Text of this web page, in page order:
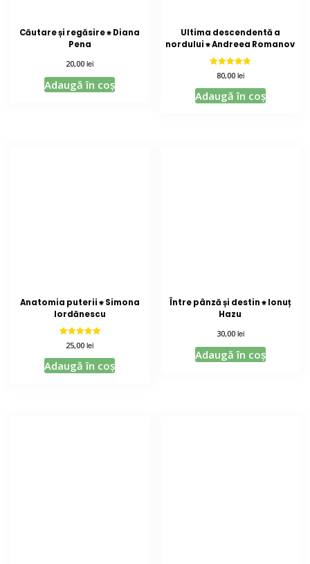
Căutare și regăsire ⁕ Diana
Pena
20,00lei
Adaugă în coș
Ultima descendentă a
nordului ⁕ Andreea Romanov
Evaluat la
5.00
80,00 lei
Adaugă în coș
Anatomia puterii ⁕ Simona
Iordănescu
Evaluat la
5.00
25,00lei
Adaugă în coș
Între pânză și destin ⁕ Ionuț
Hazu
30,00 lei
Adaugă în coș